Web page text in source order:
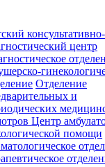
консультативно-
центр
Отделение
и
Центр
помощи